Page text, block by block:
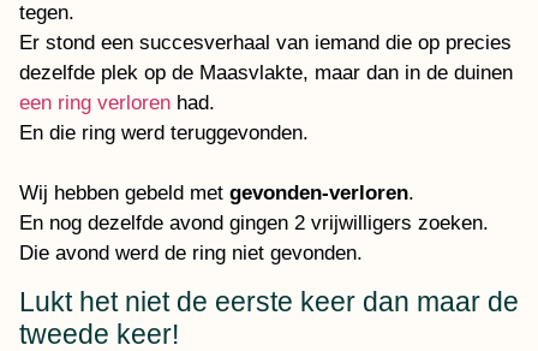
tegen.
Er stond een succesverhaal van iemand die op precies
dezelfde plek op de Maasvlakte, maar dan in de duinen
een ring verloren had.
En die ring werd teruggevonden.
Wij hebben gebeld met gevonden-verloren.
En nog dezelfde avond gingen 2 vrijwilligers zoeken.
Die avond werd de ring niet gevonden.
Lukt het niet de eerste keer dan maar de
tweede keer!